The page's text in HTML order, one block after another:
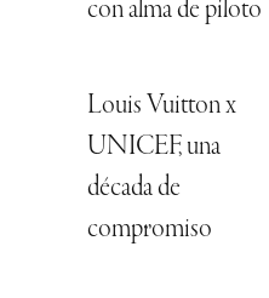
con alma de piloto
Louis Vuitton x
UNICEF, una
década de
compromiso